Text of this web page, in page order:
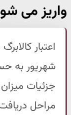
واریز می
جزئیات
مراحل دریافت